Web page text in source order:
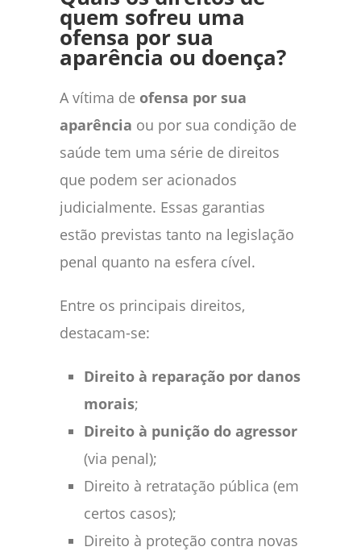
quem sofreu uma
ofensa por sua
aparência ou doença?
A vítima de ofensa por sua
aparência ou por sua condição de
saúde tem uma série de direitos
que podem ser acionados
judicialmente. Essas garantias
estão previstas tanto na legislação
penal quanto na esfera cível.
Entre os principais direitos,
destacam-se:
Direito à reparação por danos
morais;
Direito à punição do agressor
(via penal);
Direito à retratação pública (em
certos casos);
Direito à proteção contra novas